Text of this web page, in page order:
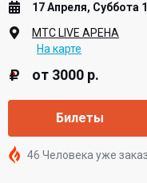
17 Апреля, Суббота
МТС LIVE АРЕНА
На карте
от 3000 р.
Билеты
46 Человека уже